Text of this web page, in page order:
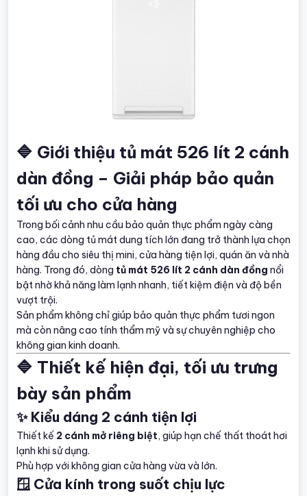
🔷 Giới thiệu tủ mát 526 lít 2 cánh
dàn đồng – Giải pháp bảo quản
tối ưu cho cửa hàng
Trong bối cảnh nhu cầu bảo quản thực phẩm ngày càng
cao, các dòng tủ mát dung tích lớn đang trở thành lựa chọn
hàng đầu cho siêu thị mini, cửa hàng tiện lợi, quán ăn và nhà
hàng. Trong đó, dòng tủ mát 526 lít 2 cánh dàn đồng nổi
bật nhờ khả năng làm lạnh nhanh, tiết kiệm điện và độ bền
vượt trội.
Sản phẩm không chỉ giúp bảo quản thực phẩm tươi ngon
mà còn nâng cao tính thẩm mỹ và sự chuyên nghiệp cho
không gian kinh doanh.
🔷 Thiết kế hiện đại, tối ưu trưng
bày sản phẩm
✨ Kiểu dáng 2 cánh tiện lợi
Thiết kế 2 cánh mở riêng biệt, giúp hạn chế thất thoát hơi
lạnh khi sử dụng.
Phù hợp với không gian cửa hàng vừa và lớn.
🪟 Cửa kính trong suốt chịu lực